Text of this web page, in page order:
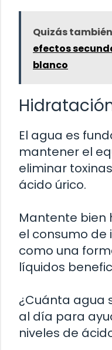
Quizás
efectos
blanco
El agua es
mantener el
eliminar
ácido úrico.
Mantente bien
el consumo de
como una
líquidos
¿Cuánta agua
al día para
niveles de